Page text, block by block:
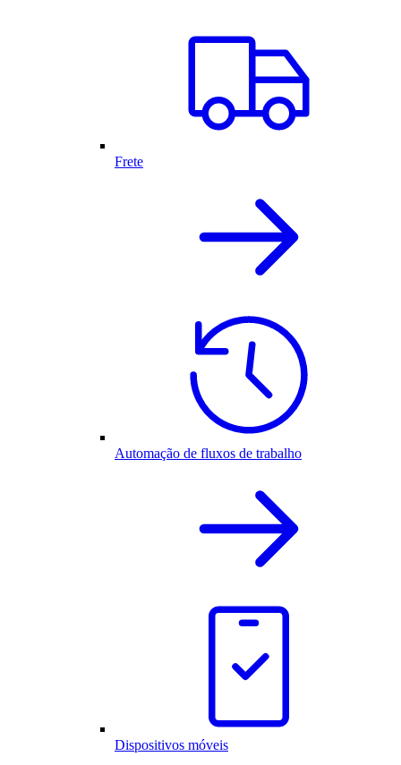
Frete
Automação de fluxos de trabalho
Dispositivos móveis